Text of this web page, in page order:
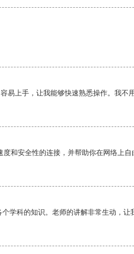
易上手，让我能够快速熟悉操作。我不
和安全性的连接，并帮助你在网络上自
学科的知识。老师的讲解非常生动，让